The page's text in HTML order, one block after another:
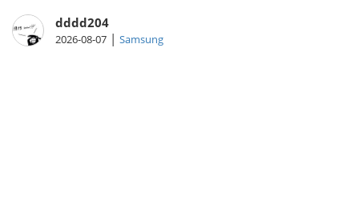
dddd204
2026-08-07 | Samsung